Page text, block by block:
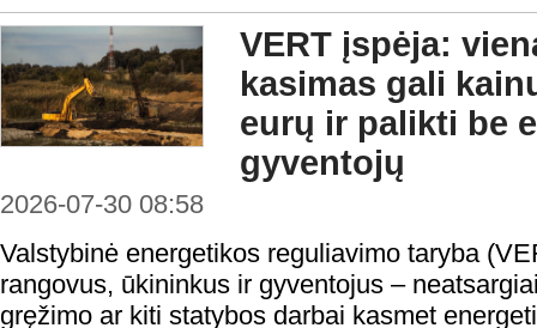
VERT įspėja:
kasimas gali
eurų ir palikti be
gyventojų
2026-07-30 08:58
Valstybinė energetikos reguliavimo taryba
rangovus, ūkininkus ir gyventojus –
gręžimo ar kiti statybos darbai kasmet